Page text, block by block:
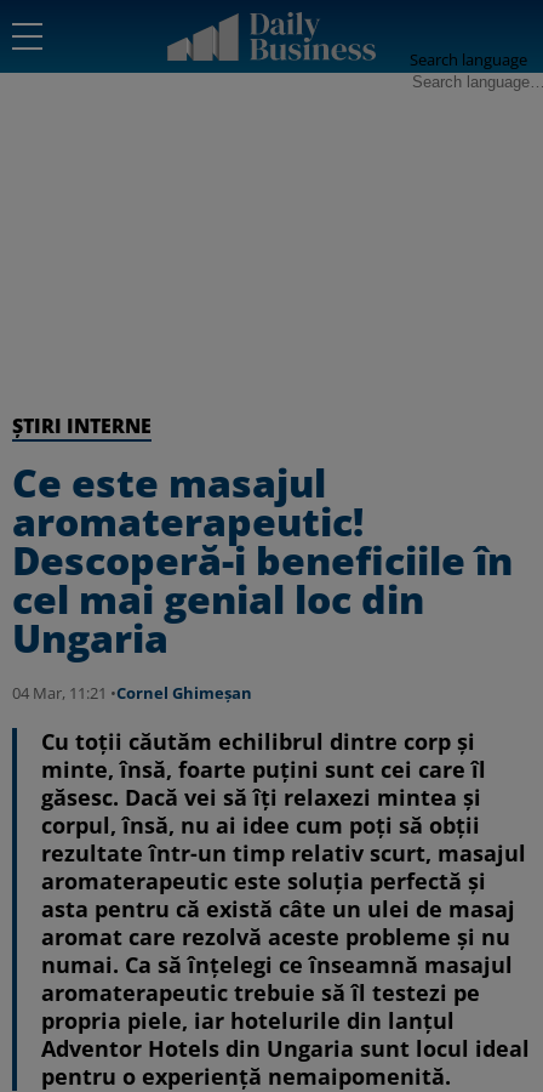
Search language
ȘTIRI INTERNE
Ce este masajul
aromaterapeutic!
Descoperă-i beneficiile în
cel mai genial loc din
Ungaria
04 Mar, 11:21 •Cornel Ghimeșan
Cu toții căutăm echilibrul dintre corp și
minte, însă, foarte puțini sunt cei care îl
găsesc. Dacă vei să îți relaxezi mintea și
corpul, însă, nu ai idee cum poți să obții
rezultate într-un timp relativ scurt, masajul
aromaterapeutic este soluția perfectă și
asta pentru că există câte un ulei de masaj
aromat care rezolvă aceste probleme și nu
numai. Ca să înțelegi ce înseamnă masajul
aromaterapeutic trebuie să îl testezi pe
propria piele, iar hotelurile din lanțul
Adventor Hotels din Ungaria sunt locul ideal
pentru o experiență nemaipomenită.